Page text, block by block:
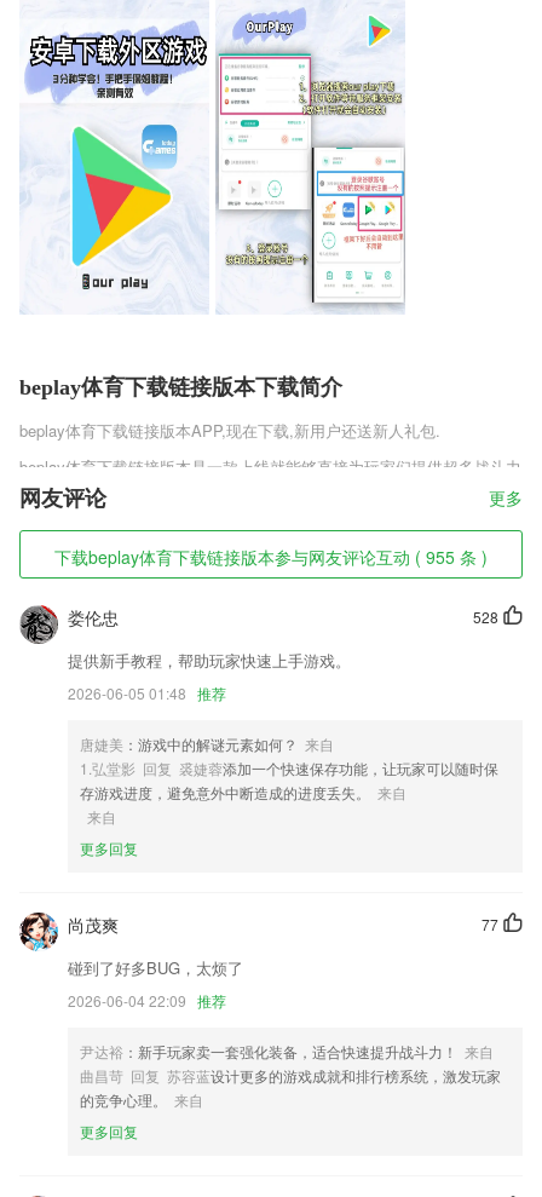
beplay体育下载链接版本下载简介
beplay体育下载链接版本APP,现在下载,新用户还送新人礼包.
beplay体育下载链接版本是一款上线就能够直接为玩家们提供超多战斗力
直接升满级的超变态传奇手游，为玩家们的作战方式提供更多的思路，在
这里找寻更多的传奇玩法变化思路，各种与众不同的魅力在此书写，打造
一个全民升级的传奇狂潮。
beplay体育下载链接版本软件特色
1,真题题库，真题练习不再难
2,公交信息、社保计算器随心使用
3,客户报备带看快捷处理；
5,互动：这里，你能既能分享新鲜有趣的资讯，也可参与评论、爆料。
6,国内外广大的LED显示屏制造商、系统集成商、经销商加强协作，共同
beplay体育下载链接版本软件优势
百科进行科普
2.名师教学视频指导，涵盖的当下热门的题型，智能的高级的学习的系
4.支持课表周数、每日节数及上下课时间均可自定义配置
5.：支持批量下载，离线随时收听；
6.所有这些问题以及更多的问题都将由在线艺术史课程应用WTA来回答。
网友评论 更多
下载beplay体育下载链接版本参与网友评论互动 ( 955 条 )
528
娄伦忠
提供新手教程，帮助玩家快速上手游戏。
2026-06-05 01:48 推荐
唐婕美 ：游戏中的解谜元素如何？ 来自
1.弘堂影 回复 裘婕蓉添加一个快速保存功能，让玩家可以随时保
存游戏进度，避免意外中断造成的进度丢失。
来自
来自
更多回复
77
尚茂爽
碰到了好多BUG，太烦了
2026-06-04 22:09 推荐
尹达裕 ：新手玩家卖一套强化装备，适合快速提升战斗力！
来自
曲昌苛 回复 苏容蓝设计更多的游戏成就和排行榜系统，激发玩家
的竞争心理。
来自
更多回复